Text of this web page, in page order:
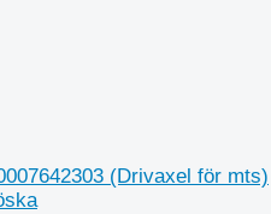
(Drivaxel för mts)